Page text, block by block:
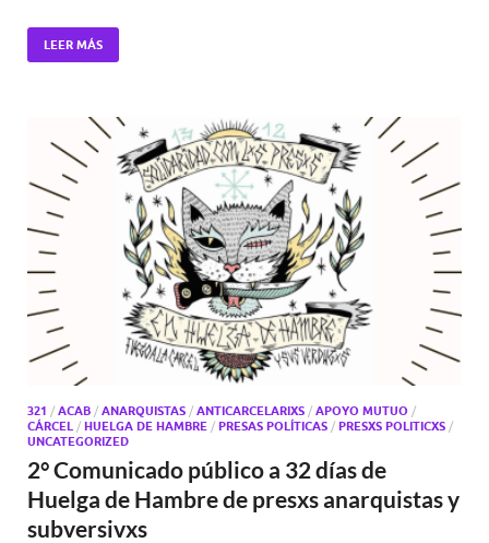
LEER MÁS
321 / ACAB / ANARQUISTAS / ANTICARCELARIXS / APOYO MUTUO /
CÁRCEL / HUELGA DE HAMBRE / PRESAS POLÍTICAS / PRESXS POLITICXS /
UNCATEGORIZED
2° Comunicado público a 32 días de
Huelga de Hambre de presxs anarquistas y
subversivxs